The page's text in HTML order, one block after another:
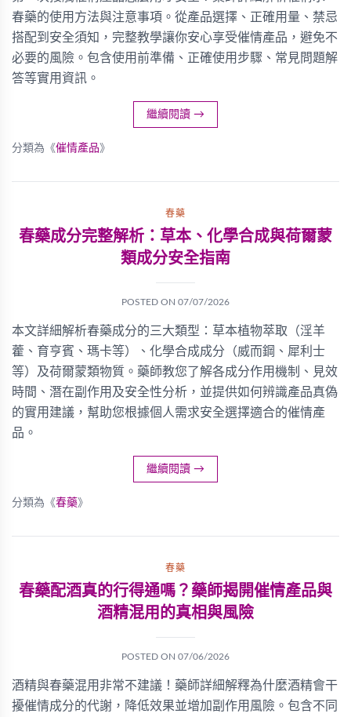
春藥的使用方法與注意事項。從產品選擇、正確用量、禁忌
搭配到安全須知，完整教學讓你安心享受催情產品，避免不
必要的風險。包含使用前準備、正確使用步驟、常見問題解
答等實用資訊。
繼續閱讀 →
分類為《催情產品》
春藥
春藥成分完整解析：草本、化學合成與荷爾蒙
類成分安全指南
POSTED ON 07/07/2026
本文詳細解析春藥成分的三大類型：草本植物萃取（淫羊
藿、育亨賓、瑪卡等）、化學合成成分（威而鋼、犀利士
等）及荷爾蒙類物質。藥師教您了解各成分作用機制、見效
時間、潛在副作用及安全性分析，並提供如何辨識產品真偽
的實用建議，幫助您根據個人需求安全選擇適合的催情產
品。
繼續閱讀 →
分類為《春藥》
春藥
春藥配酒真的行得通嗎？藥師揭開催情產品與
酒精混用的真相與風險
POSTED ON 07/06/2026
酒精與春藥混用非常不建議！藥師詳細解釋為什麼酒精會干
擾催情成分的代謝，降低效果並增加副作用風險。包含不同